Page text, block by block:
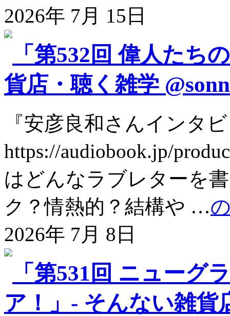
2026年 7月 15日
「第532回 偉人たち
貨店・聴く雑学
『安彦良和さんインタ
https://audiobook.jp/
はどんなラブレターを
ク？情熱的？結構や …
2026年 7月 8日
「第531回 ニューグ
ア！」- そんない雑貨